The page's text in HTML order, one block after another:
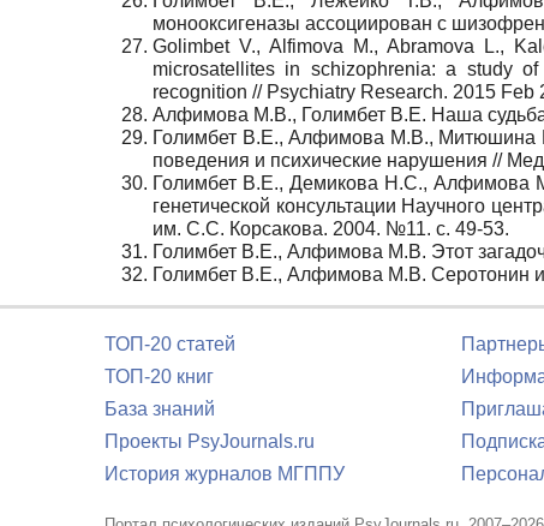
монооксигеназы ассоциирован с
Golimbet V., Alfimova M., Abramova L.,
microsatellites in schizophrenia: a study
recognition // Psychiatry Research. 2015 Feb
Алфимова М.В., Голимбет В.Е. Наша
Голимбет В.Е., Алфимова М.В., Митюшина
поведения и психические нарушения //
Голимбет В.Е., Демикова Н.С., Алфимова
генетической консультации Научного
им. С.С. Корсакова. 2004. №11. с. 49-53.
Голимбет В.Е., Алфимова М.В. Этот
Голимбет В.Е., Алфимова М.В. Серотонин
ТОП-20 статей
ТОП-20 книг
База знаний
Проекты PsyJournals.ru
История журналов МГППУ